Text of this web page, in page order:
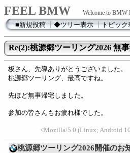
FEEL BMW Welcome to BMW
■新規投稿┃◆ツリー表示┃トピック
Re(2):桃源郷ツーリング2026 無
板さん、先導ありがとうございました。
桃源郷ツーリング、最高ですね。
先ほど無事帰宅しました。
参加の皆さんもお疲れ様でした。
<Mozilla/5.0 (Linux; Android
桃源郷ツーリング2026開催のお